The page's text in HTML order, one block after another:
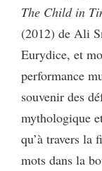
The Child in
(2012) de Ali
Eurydice, et
performance
souvenir des
mythologique
qu’à travers la
mots dans la